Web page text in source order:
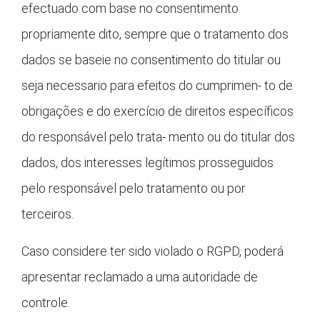
efectuado com base no consentimento
propriamente dito, sempre que o tratamento dos
dados se baseie no consentimento do titular ou
seja necessario para efeitos do cumprimen- to de
obrigações e do exercício de direitos específicos
do responsável pelo trata- mento ou do titular dos
dados, dos interesses legítimos prosseguidos
pelo responsável pelo tratamento ou por
terceiros.
Caso considere ter sido violado o RGPD, poderá
apresentar reclamado a uma autoridade de
controle.